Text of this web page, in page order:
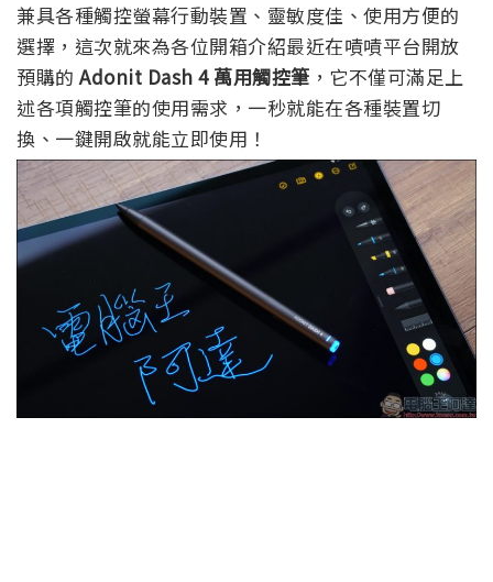
兼具各種觸控螢幕行動裝置、靈敏度佳、使用方便的
選擇，這次就來為各位開箱介紹最近在嘖嘖平台開放
預購的Adonit Dash 4 萬用觸控筆 ，它不僅可滿足上
述各項觸控筆的使用需求，一秒就能在各種裝置切
換、一鍵開啟就能立即使用！